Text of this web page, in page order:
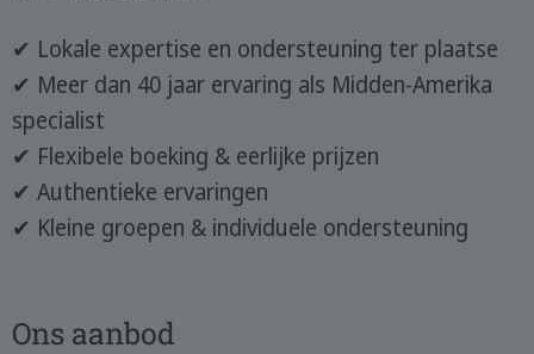
✔ Lokale expertise en ondersteuning ter plaatse
✔ Meer dan 40 jaar ervaring als Midden-Amerika
specialist
✔ Flexibele boeking & eerlijke prijzen
✔ Authentieke ervaringen
✔ Kleine groepen & individuele ondersteuning
Ons aanbod